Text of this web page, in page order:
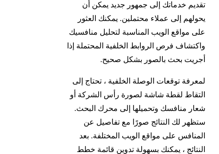
تقديم خدماتك إلى جمهور جديد يمكن أن
يحولهم إلى عملاء محتملين. يمكنك العثور
على مواقع الويب المناسبة لتحليل منافسيك
واكتشاف فرص الروابط الخلفية المحتملة إذا
أجريت بحث بالصور بشكل صحيح.
لمعرفة توقعات الوصلة الخلفية ، تحتاج إلى
التقاط لقطة شاشة لصورة رأس الشركة أو
شعار منافسك وتحميلها إلى محرك البحث.
ستظهر لك النتائج صورًا مع تفاصيل عن
المنافس على مواقع الويب المختلفة. بعد
النتائج ، يمكنك بسهولة تدوين قائمة خطط